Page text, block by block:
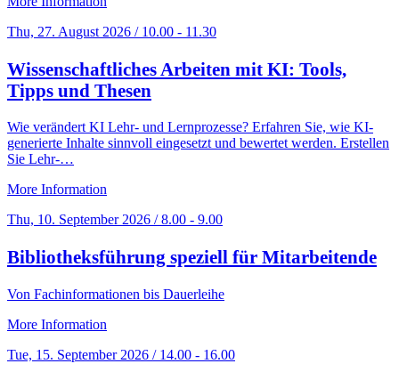
Thu, 27. August 2026 / 10.00 - 11.30
Wissenschaftliches Arbeiten mit KI: Tools,
Tipps und Thesen
Wie verändert KI Lehr- und Lernprozesse? Erfahren Sie, wie KI-
generierte Inhalte sinnvoll eingesetzt und bewertet werden. Erstellen
Sie Lehr-…
More Information
Thu, 10. September 2026 / 8.00 - 9.00
Bibliotheksführung speziell für Mitarbeitende
Von Fachinformationen bis Dauerleihe
More Information
Tue, 15. September 2026 / 14.00 - 16.00